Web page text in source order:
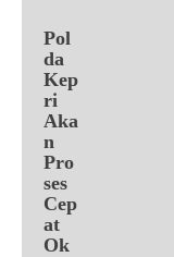
Pol
da
Kep
ri
Aka
n
Pro
ses
Cep
at
Ok